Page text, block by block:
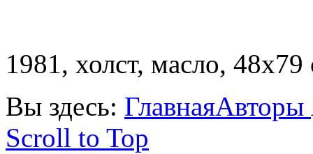
1981, холст, масло,
Вы здесь: ГлавнаяАвторы
Scroll to Top